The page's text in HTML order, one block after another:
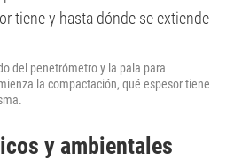
del penetrómetro y la pala para
la compactación, qué espesor tiene
y ambientales